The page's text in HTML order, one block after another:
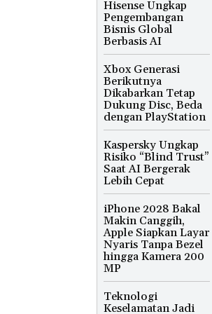
Hisense Ungkap
Pengembangan
Bisnis Global
Berbasis AI
Xbox Generasi
Berikutnya
Dikabarkan Tetap
Dukung Disc, Beda
dengan PlayStation
Kaspersky Ungkap
Risiko “Blind Trust”
Saat AI Bergerak
Lebih Cepat
iPhone 2028 Bakal
Makin Canggih,
Apple Siapkan Layar
Nyaris Tanpa Bezel
hingga Kamera 200
MP
Teknologi
Keselamatan Jadi